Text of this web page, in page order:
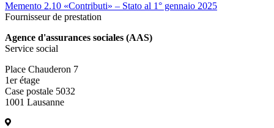
Memento 2.10 «Contributi» – Stato al 1° gennaio 2025
Fournisseur de prestation
Agence d'assurances sociales (AAS)
Service social
Place Chauderon 7
1er étage
Case postale 5032
1001 Lausanne